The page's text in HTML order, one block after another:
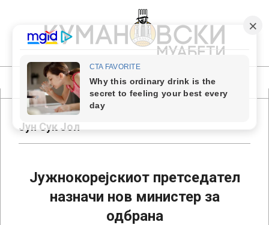
content
КУМАНОВСКИ
МУАБЕТИ
Primary
Navigation
Јун Сук Јол
Јужнокорејскиот претседател
назначи нов министер за
одбрана